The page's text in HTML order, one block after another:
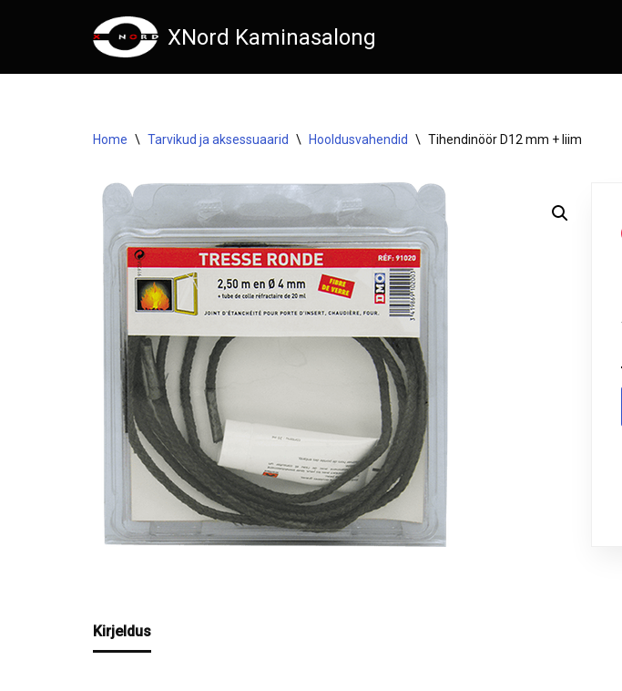
to
XNord Kaminasalong
Home \ Tarvikud ja aksessuaarid \ Hooldusvahendid \ Tihendinöör D12 mm + liim
Kirjeldus